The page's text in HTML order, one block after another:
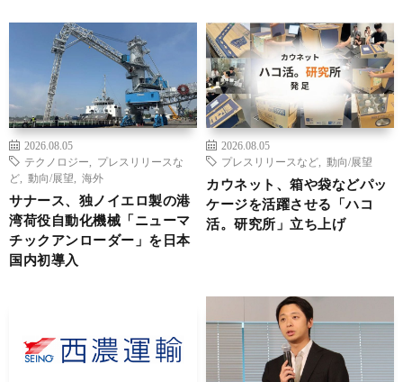
2026.08.05
テクノロジー
プレスリリースな
ど
動向/展望 海外
サナース、独ノイエロ製の港
湾荷役自動化機械「ニューマ
チックアンローダー」を日本
国内初導入
2026.08.05
プレスリリースなど
動向/展望
カウネット、箱や袋などパッ
ケージを活躍させる「ハコ
活。研究所」立ち上げ